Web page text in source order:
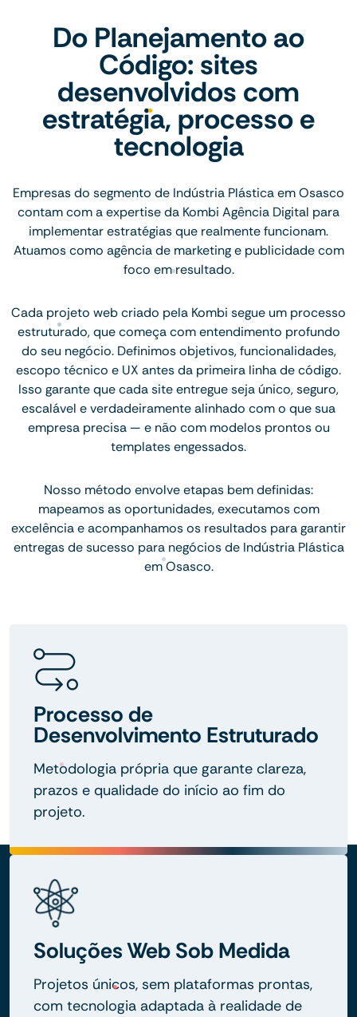
Do Planejamento ao
Código: sites
desenvolvidos com
estratégia, processo e
tecnologia
Empresas do segmento de Indústria Plástica em Osasco
contam com a expertise da Kombi Agência Digital para
implementar estratégias que realmente funcionam.
Atuamos como agência de marketing e publicidade com
foco em resultado.
Cada projeto web criado pela Kombi segue um processo
estruturado, que começa com entendimento profundo
do seu negócio. Definimos objetivos, funcionalidades,
escopo técnico e UX antes da primeira linha de código.
Isso garante que cada site entregue seja único, seguro,
escalável e verdadeiramente alinhado com o que sua
empresa precisa — e não com modelos prontos ou
templates engessados.
Nosso método envolve etapas bem definidas:
mapeamos as oportunidades, executamos com
excelência e acompanhamos os resultados para garantir
entregas de sucesso para negócios de Indústria Plástica
em Osasco.
Processo de
Desenvolvimento Estruturado
Metodologia própria que garante clareza,
prazos e qualidade do início ao fim do
projeto.
Soluções Web Sob Medida
Projetos únicos, sem plataformas prontas,
com tecnologia adaptada à realidade de